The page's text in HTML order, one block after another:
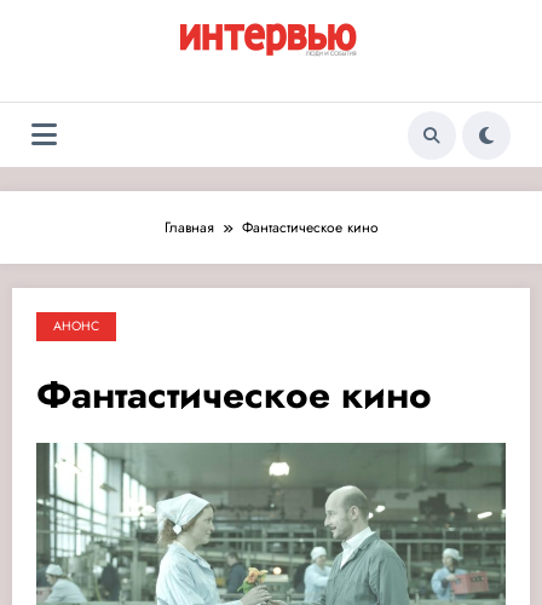
Журнал «Интервью:
Люди и события»
Люди и события
Главная Фантастическое кино
АНОНС
Фантастическое кино